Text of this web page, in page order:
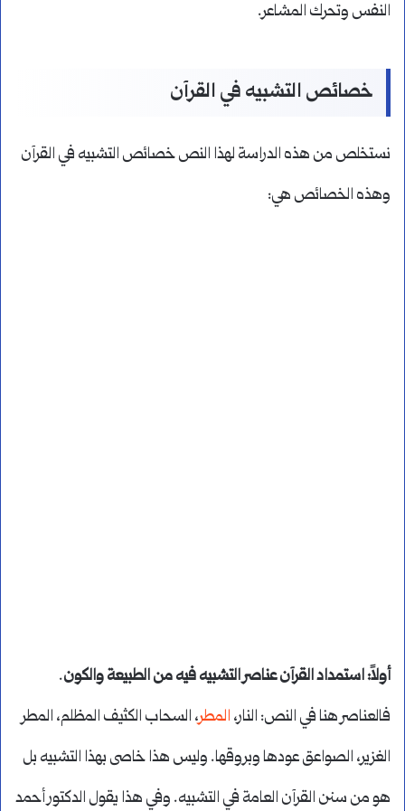
النفس وتحرك المشاعر.
خصائص التشبيه في القرآن
نستخلص من هذه الدراسة لهذا النص خصائص التشبيه في القرآن
وهذه الخصائص هي:
أولاً: استمداد القرآن عناصر التشبيه فيه من الطبيعة والكون.
فالعناصر هنا في النص: النار، المطر، السحاب الكثيف المظلم، المطر
الغزير، الصواعق عودها وبروقها. وليس هذا خاصى بهذا التشبيه بل
هو من سنن القرآن العامة في التشبيه. وفي هذا يقول الدكتور أحمد